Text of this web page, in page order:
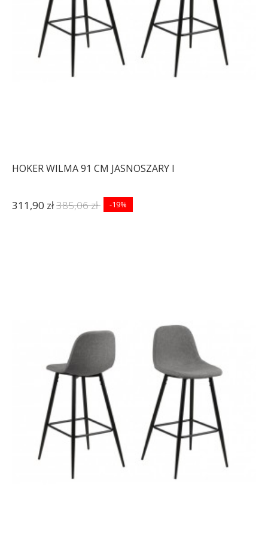
HOKER WILMA 91 CM JASNOSZARY I
311,90 zł385,06 zł -19%